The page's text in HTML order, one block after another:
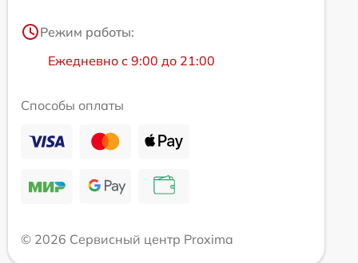
Режим работы:
Ежедневно с 9:00 до 21:00
Способы оплаты
© 2026 Сервисный центр Proxima